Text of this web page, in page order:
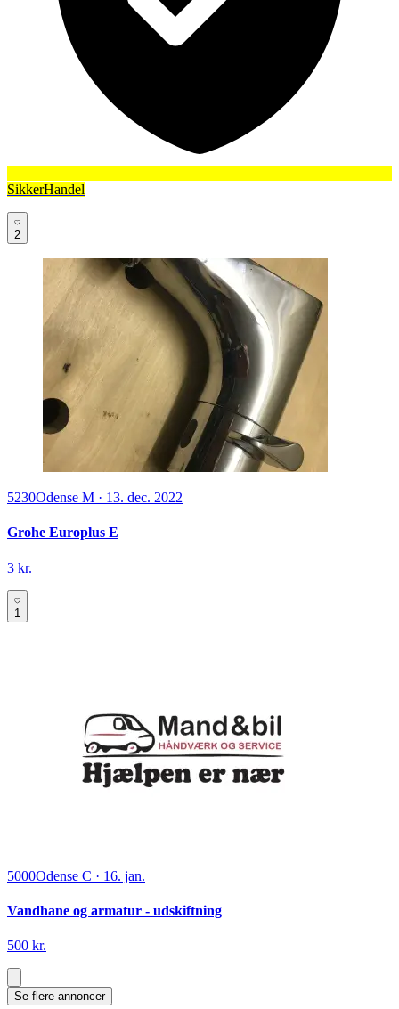
SikkerHandel
2
5230Odense M · 13. dec. 2022
Grohe Europlus E
3 kr.
1
5000Odense C · 16. jan.
Vandhane og armatur - udskiftning
500 kr.
Se flere annoncer